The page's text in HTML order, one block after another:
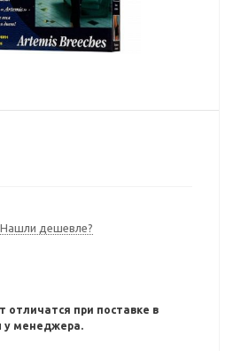
Нашли дешевле?
при поставке в
у менеджера.